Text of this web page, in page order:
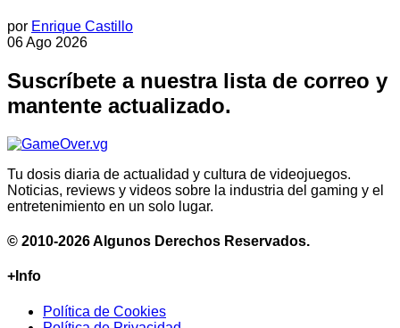
por Enrique Castillo
06 Ago 2026
Suscríbete a nuestra lista de correo y
mantente actualizado.
Tu dosis diaria de actualidad y cultura de videojuegos.
Noticias, reviews y videos sobre la industria del gaming y el
entretenimiento en un solo lugar.
© 2010-2026 Algunos Derechos Reservados.
+Info
Política de Cookies